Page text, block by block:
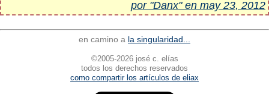
por "Danx" en may 23, 2012
en camino a la singularidad...
©2005-2026 josé c. elías
todos los derechos reservados
como compartir los artículos de eliax